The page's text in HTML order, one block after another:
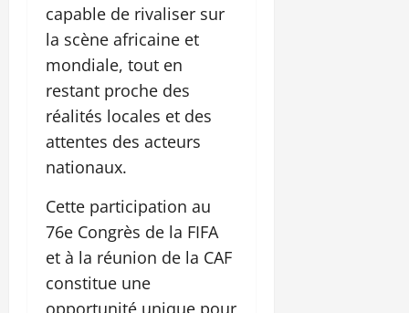
capable de rivaliser sur
la scène africaine et
mondiale, tout en
restant proche des
réalités locales et des
attentes des acteurs
nationaux.
Cette participation au
76e Congrès de la FIFA
et à la réunion de la CAF
constitue une
opportunité unique pour